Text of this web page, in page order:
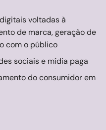
voltadas à
de marca, geração de
com o público
sociais e mídia paga
do consumidor em